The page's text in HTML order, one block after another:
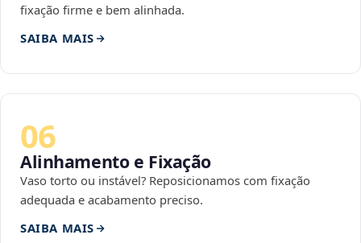
fixação firme e bem alinhada.
SAIBA MAIS
06
Alinhamento e Fixação
Vaso torto ou instável? Reposicionamos com fixação
adequada e acabamento preciso.
SAIBA MAIS